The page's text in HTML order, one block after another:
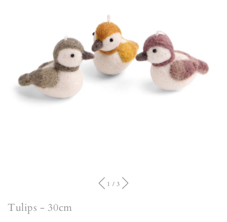
1 /of
3
Tulips - 30cm